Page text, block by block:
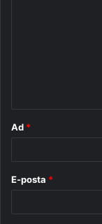
Ad *
E-posta *